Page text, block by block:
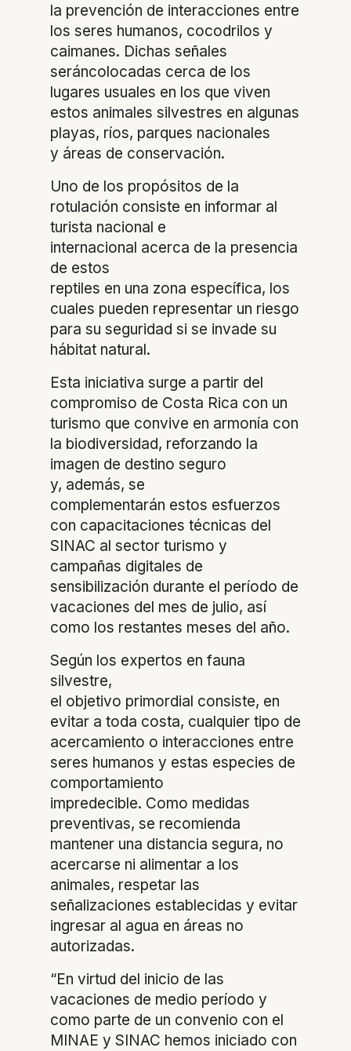
la prevención de interacciones entre
los seres humanos, cocodrilos y
caimanes. Dichas señales
seráncolocadas cerca de los
lugares usuales en los que viven
estos animales silvestres en algunas
playas, ríos, parques nacionales
y áreas de conservación.
Uno de los propósitos de la
rotulación consiste en informar al
turista nacional e
internacional acerca de la presencia
de estos
reptiles en una zona específica, los
cuales pueden representar un riesgo
para su seguridad si se invade su
hábitat natural.
Esta iniciativa surge a partir del
compromiso de Costa Rica con un
turismo que convive en armonía con
la biodiversidad, reforzando la
imagen de destino seguro
y, además, se
complementarán estos esfuerzos
con capacitaciones técnicas del
SINAC al sector turismo y
campañas digitales de
sensibilización durante el período de
vacaciones del mes de julio, así
como los restantes meses del año.
Según los expertos en fauna
silvestre,
el objetivo primordial consiste, en
evitar a toda costa, cualquier tipo de
acercamiento o interacciones entre
seres humanos y estas especies de
comportamiento
impredecible. Como medidas
preventivas, se recomienda
mantener una distancia segura, no
acercarse ni alimentar a los
animales, respetar las
señalizaciones establecidas y evitar
ingresar al agua en áreas no
autorizadas.
“En virtud del inicio de las
vacaciones de medio período y
como parte de un convenio con el
MINAE y SINAC hemos iniciado con